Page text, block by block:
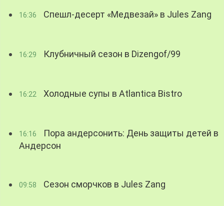
16:36 Спешл-десерт «Медвезай» в Jules Zang
16:29 Клубничный сезон в Dizengof/99
16:22 Холодные супы в Atlantica Bistro
16:16
Пора андерсонить: День защиты детей в
Андерсон
09:58 Сезон сморчков в Jules Zang